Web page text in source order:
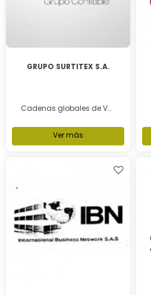
GRUPO SURTITEX S.A.
Cadenas globales de Valor
Ver más